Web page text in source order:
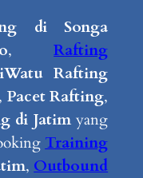
di Songa
,Rafting
Rafting
, Pacet Rafting,
di Jatimyang
Training
, Outbound